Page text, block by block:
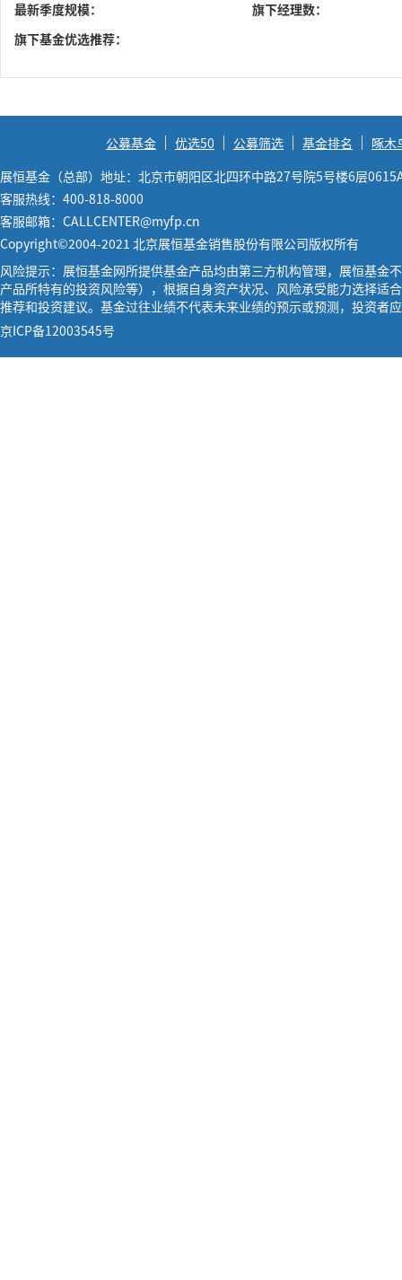
最新季度规模：
旗下经理数：
旗下基金优选推荐：
公募基金 优选50 公募筛选 基金排名
啄木
展恒基金（总部）地址：北京市朝阳区北四环中路27号院5号楼6层
客服热线：400-818-8000
客服邮箱：CALLCENTER@myfp.cn
Copyright©2004-2021 北京展恒基金销售股份有限公司版权所有
风险提示：展恒基金网所提供基金产品均由第三方机构管理，展恒基
产品所特有的投资风险等），根据自身资产状况、风险承受能力选择
推荐和投资建议。基金过往业绩不代表未来业绩的预示或预测，投资者
京ICP备12003545号